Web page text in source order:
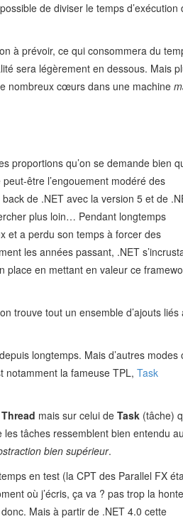
de diviser le temps d’exécution
à prévoir, ce qui consommera du
sera légèrement en dessous. Mais
nombreux cœurs dans une machine
proportions qu’on se demande bien
être l’engouement modéré des
de .NET avec la version 5 et de
plus loin… Pendant longtemps
et a perdu son temps à forcer des
les années passant, .NET
place en mettant en valeur ce
trouve tout un ensemble d’ajouts liés
longtemps. Mais d’autres modes
notamment la fameuse TPL, Task
Thread mais sur celui de Task (tâche)
les tâches ressemblent bien entendu
bien supérieur.
en test (la CPT des Parallel FX
où j’écris, ça va ? pas trop la
Mais à partir de .NET 4.0 cette